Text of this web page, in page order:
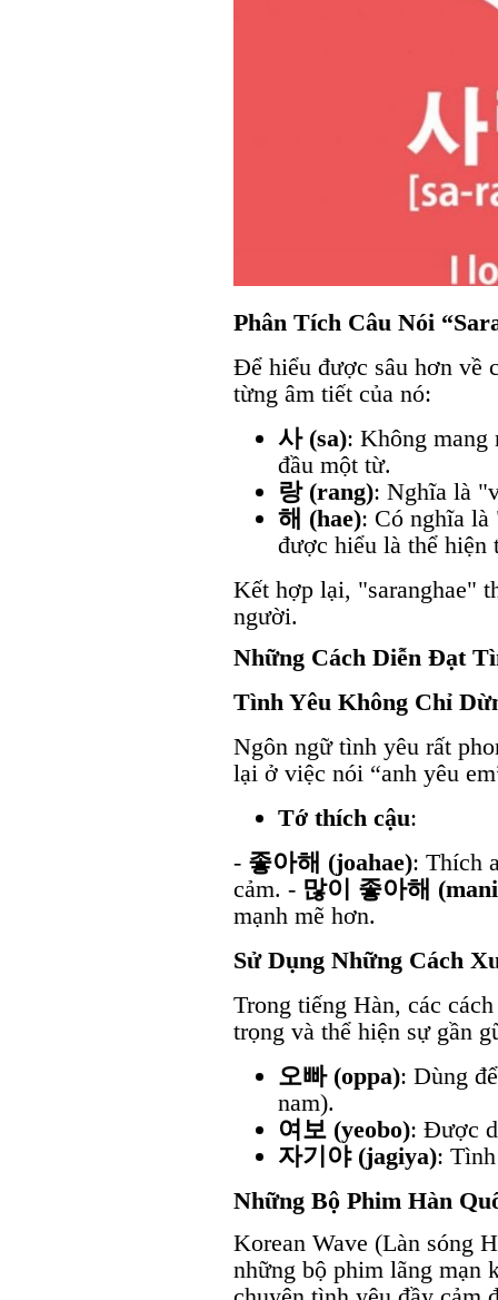
Phân Tích Câu Nói
Để hiểu được sâu hơn về
từng âm tiết của nó:
사 (sa): Không mang
đầu một từ.
랑 (rang): Nghĩa là
해 (hae): Có nghĩa là
được hiểu là thể hiện
Kết hợp lại, "saranghae"
người.
Những Cách Diễn Đạt
Tình Yêu Không Chỉ
Ngôn ngữ tình yêu rất
lại ở việc nói “anh yêu
Tớ thích cậu:
- 좋아해 (joahae): Thích
cảm. - 많이 좋아해
mạnh mẽ hơn.
Sử Dụng Những Cách
Trong tiếng Hàn, các
trọng và thể hiện sự gần
오빠 (oppa): Dùng
nam).
여보 (yeobo): Được
자기야 (jagiya):
Những Bộ Phim Hàn
Korean Wave (Làn sóng
những bộ phim lãng mạn